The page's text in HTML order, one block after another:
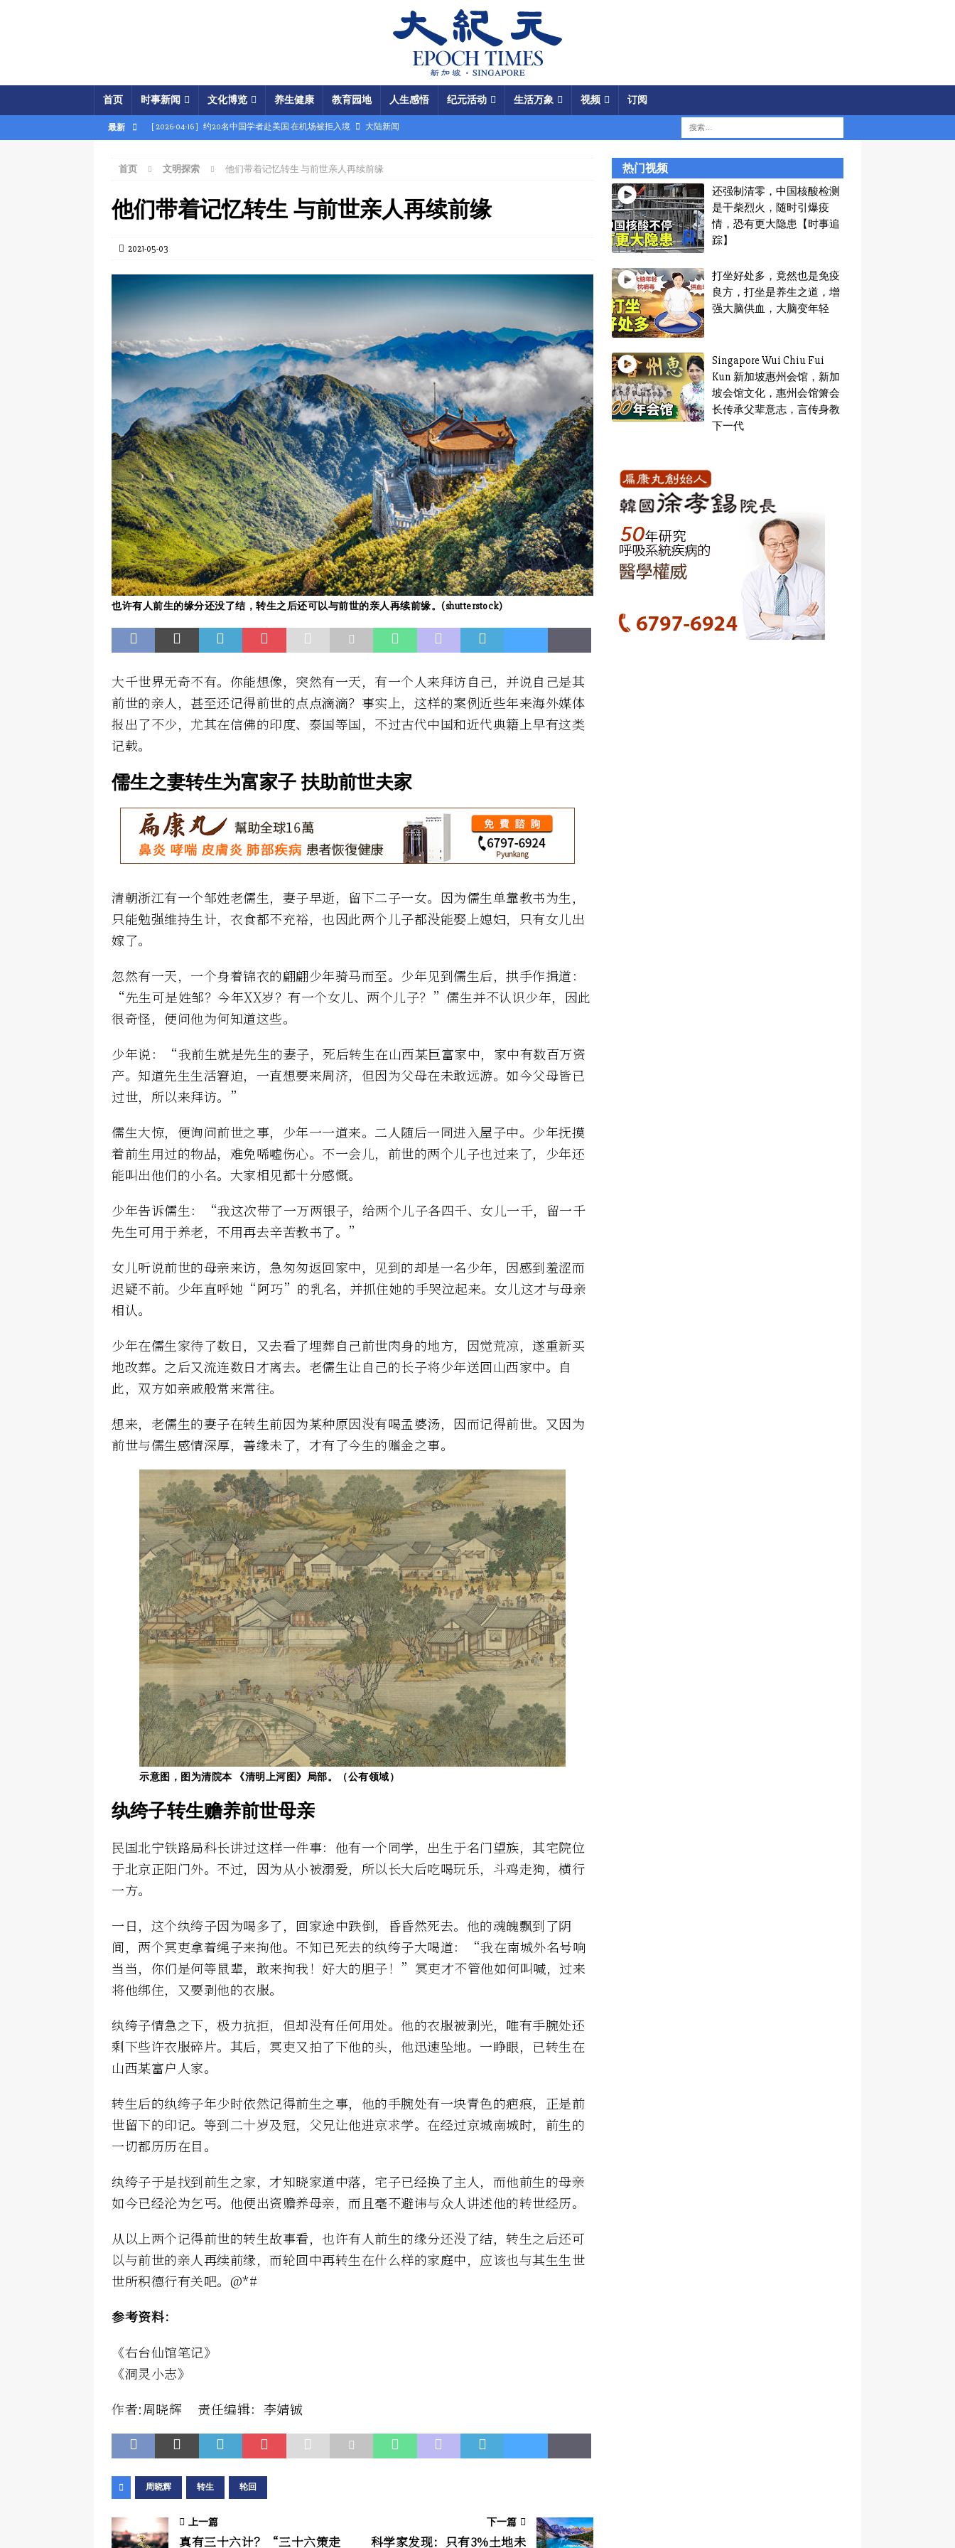
首页 时事新闻 文化博览 养生健康 教育园地 人生感悟 纪元活动 生活万象 视频 订阅
最新 [ 2026-04-16 ] 约20名中国学者赴美国 在机场被拒入境 大陆新闻
[ 2026-04-15 ] 伊朗被曝密购中共间谍卫星 瞄准美军基地 国际新闻
[ 2026-04-15 ] 【时事金扫描】四艘中国油轮闯关记 美军结盟控制马六甲海峡 视频
专家：美军军事胜利牵动中共军中震荡 国际新闻
[ 2026-04-02 ]
[ 2026-04-02 ] 【时事金扫描】美军炸平“美国大使馆”美载人飞船重返月球 视频
[ 2026-04-17 ] 美破獲大規模禮品卡詐騙 贓款成中共軍費 国际新闻
首页 文明探索 他们带着记忆转生 与前世亲人再续前缘
他们带着记忆转生 与前世亲人再续前缘
2021-05-03
也许有人前生的缘分还没了结，转生之后还可以与前世的亲人再续前缘。(shutterstock)
大千世界无奇不有。你能想像，突然有一天，有一个人来拜访自己，并说自己是其
前世的亲人，甚至还记得前世的点点滴滴？事实上，这样的案例近些年来海外媒体
报出了不少，尤其在信佛的印度、泰国等国，不过古代中国和近代典籍上早有这类
记载。
儒生之妻转生为富家子 扶助前世夫家
清朝浙江有一个邹姓老儒生，妻子早逝，留下二子一女。因为儒生单靠教书为生，
只能勉强维持生计，衣食都不充裕，也因此两个儿子都没能娶上媳妇，只有女儿出
嫁了。
忽然有一天，一个身着锦衣的翩翩少年骑马而至。少年见到儒生后，拱手作揖道：
“先生可是姓邹？今年XX岁？有一个女儿、两个儿子？”儒生并不认识少年，因此
很奇怪，便问他为何知道这些。
少年说：“我前生就是先生的妻子，死后转生在山西某巨富家中，家中有数百万资
产。知道先生生活窘迫，一直想要来周济，但因为父母在未敢远游。如今父母皆已
过世，所以来拜访。”
儒生大惊，便询问前世之事，少年一一道来。二人随后一同进入屋子中。少年抚摸
着前生用过的物品，难免唏嘘伤心。不一会儿，前世的两个儿子也过来了，少年还
能叫出他们的小名。大家相见都十分感慨。
少年告诉儒生：“我这次带了一万两银子，给两个儿子各四千、女儿一千，留一千
先生可用于养老，不用再去辛苦教书了。”
女儿听说前世的母亲来访，急匆匆返回家中，见到的却是一名少年，因感到羞涩而
迟疑不前。少年直呼她“阿巧”的乳名，并抓住她的手哭泣起来。女儿这才与母亲
相认。
少年在儒生家待了数日，又去看了埋葬自己前世肉身的地方，因觉荒凉，遂重新买
地改葬。之后又流连数日才离去。老儒生让自己的长子将少年送回山西家中。自
此，双方如亲戚般常来常往。
想来，老儒生的妻子在转生前因为某种原因没有喝孟婆汤，因而记得前世。又因为
前世与儒生感情深厚，善缘未了，才有了今生的赠金之事。
示意图，图为清院本 《清明上河图》局部。（公有领域）
纨绔子转生赡养前世母亲
民国北宁铁路局科长讲过这样一件事：他有一个同学，出生于名门望族，其宅院位
于北京正阳门外。不过，因为从小被溺爱，所以长大后吃喝玩乐，斗鸡走狗，横行
一方。
一日，这个纨绔子因为喝多了，回家途中跌倒，昏昏然死去。他的魂魄飘到了阴
间，两个冥吏拿着绳子来拘他。不知已死去的纨绔子大喝道：“我在南城外名号响
当当，你们是何等鼠辈，敢来拘我！好大的胆子！”冥吏才不管他如何叫喊，过来
将他绑住，又要剥他的衣服。
纨绔子情急之下，极力抗拒，但却没有任何用处。他的衣服被剥光，唯有手腕处还
剩下些许衣服碎片。其后，冥吏又拍了下他的头，他迅速坠地。一睁眼，已转生在
山西某富户人家。
转生后的纨绔子年少时依然记得前生之事，他的手腕处有一块青色的疤痕，正是前
世留下的印记。等到二十岁及冠，父兄让他进京求学。在经过京城南城时，前生的
一切都历历在目。
纨绔子于是找到前生之家，才知晓家道中落，宅子已经换了主人，而他前生的母亲
如今已经沦为乞丐。他便出资赡养母亲，而且毫不避讳与众人讲述他的转世经历。
从以上两个记得前世的转生故事看，也许有人前生的缘分还没了结，转生之后还可
以与前世的亲人再续前缘，而轮回中再转生在什么样的家庭中，应该也与其生生世
世所积德行有关吧。@*#
参考资料：
《右台仙馆笔记》
《洞灵小志》
作者:周晓辉 责任编辑：李婧铖
周晓辉 转生 轮回
上一篇
真有三十六计？“三十六策走
下一篇
科学家发现：只有3%土地未
热门视频
还强制清零，中国核酸检测
是干柴烈火，随时引爆疫
情，恐有更大隐患【时事追
踪】
打坐好处多，竟然也是免疫
良方，打坐是养生之道，增
强大脑供血，大脑变年轻
Singapore Wui Chiu Fui
Kun 新加坡惠州会馆，新加
坡会馆文化，惠州会馆箫会
长传承父辈意志，言传身教
下一代